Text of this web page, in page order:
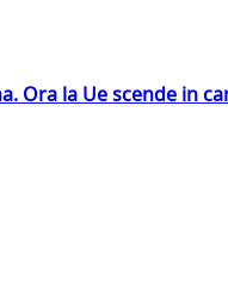
Ora la Ue scende in